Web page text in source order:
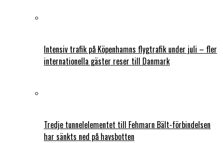
Intensiv trafik på Köpenhamns flygtrafik under juli – fler
internationella gäster reser till Danmark
Tredje tunnelelementet till Fehmarn Bält-förbindelsen
har sänkts ned på havsbotten